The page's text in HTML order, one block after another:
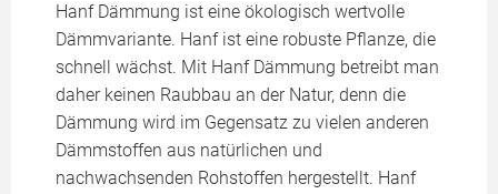
Hanf Dämmung ist eine ökologisch wertvolle
Dämmvariante. Hanf ist eine robuste Pflanze, die
schnell wächst. Mit Hanf Dämmung betreibt man
daher keinen Raubbau an der Natur, denn die
Dämmung wird im Gegensatz zu vielen anderen
Dämmstoffen aus natürlichen und
nachwachsenden Rohstoffen hergestellt. Hanf